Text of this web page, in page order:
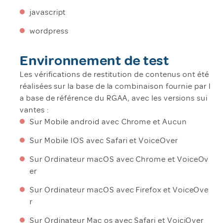
javascript
wordpress
Environnement de test
Les vérifications de restitution de contenus ont été
réalisées sur la base de la combinaison fournie par l
a base de référence du RGAA, avec les versions sui
vantes :
Sur Mobile android avec Chrome et Aucun
Sur Mobile IOS avec Safari et VoiceOver
Sur Ordinateur macOS avec Chrome et VoiceOv
er
Sur Ordinateur macOS avec Firefox et VoiceOve
r
Sur Ordinateur Mac os avec Safari et VoiciOver